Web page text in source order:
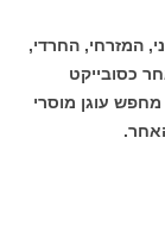
המזרחי, החרדי,
כסובייקט
עוגן מוסרי